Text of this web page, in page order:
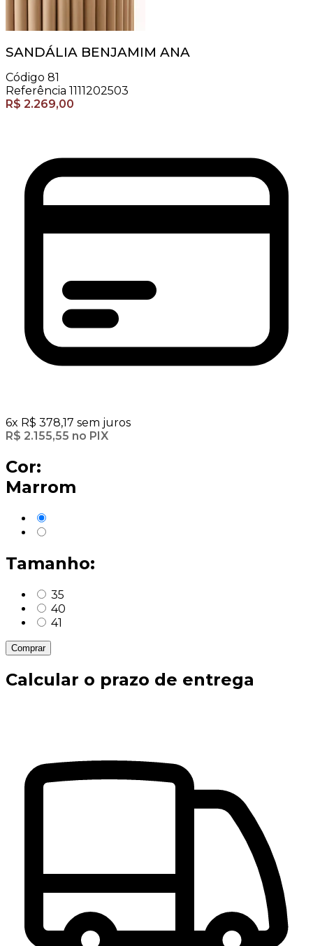
SANDÁLIA BENJAMIM ANA
Código 81
Referência 1111202503
R$ 2.269,00
6x R$ 378,17 sem juros
R$ 2.155,55 no PIX
Cor:
Marrom
Tamanho:
35
40
41
Comprar
Calcular o prazo de entrega